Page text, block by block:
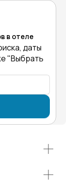
в отеле
даты
"Выбрать